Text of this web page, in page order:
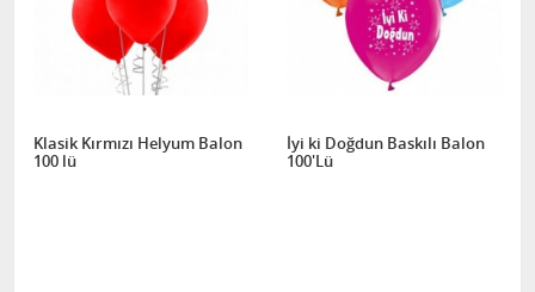
Klasik Kırmızı Helyum Balon
100 lü
İyi ki Doğdun Baskılı Balon
100'Lü